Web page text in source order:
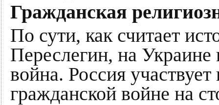
Гражданская
По сути, как считает
Переслегин, на Украине
война. Россия
гражданской войне на